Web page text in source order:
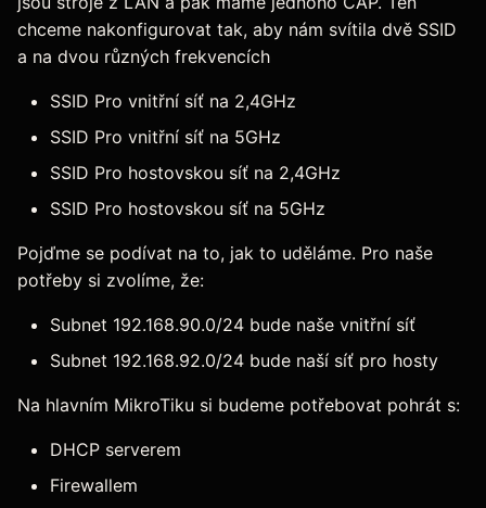
chceme nakonfigurovat tak, aby nám svítila dvě SSID
a na dvou různých frekvencích
SSID Pro vnitřní síť na 2,4GHz
SSID Pro vnitřní síť na 5GHz
SSID Pro hostovskou síť na 2,4GHz
SSID Pro hostovskou síť na 5GHz
Pojďme se podívat na to, jak to uděláme. Pro naše
potřeby si zvolíme, že:
Subnet 192.168.90.0/24 bude naše vnitřní síť
Subnet 192.168.92.0/24 bude naší síť pro hosty
Na hlavním MikroTiku si budeme potřebovat pohrát s:
DHCP serverem
Firewallem